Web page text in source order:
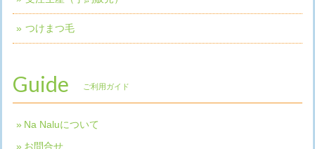
つけまつ毛
Guide ご利用ガイド
Na Naluについて
お問合せ